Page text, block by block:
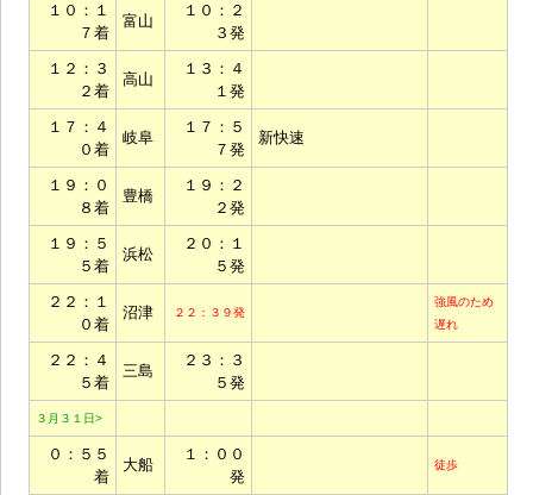
１０：１
７着
富山
１０：２
３発
１２：３
２着
高山
１３：４
１発
１７：４
０着
岐阜
１７：５
７発
新快速
１９：０
８着
豊橋
１９：２
２発
１９：５
５着
浜松
２０：１
５発
２２：１
０着
沼津 ２２：３９発
強風のため
遅れ
２２：４
５着
三島
２３：３
５発
３月３１日>
０：５５
着
大船
１：００
発
徒歩